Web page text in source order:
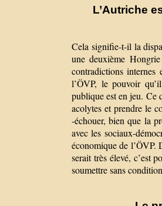
L’Autriche
Cela signifie-t-il la
une deuxième
contradictions
l’ÖVP, le pouvoir
publique est en jeu. Ce
acolytes et prendre le
-échouer, bien que la
avec les sociaux-
économique de l’ÖVP.
serait très élevé, c’est
soumettre sans